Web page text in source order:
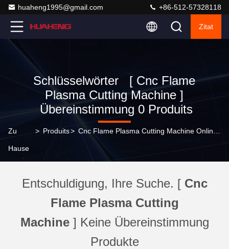
huaheng1995@gmail.com +86-512-57328118
Zitat
Schlüsselwörter [ Cnc Flame
Plasma Cutting Machine ]
Übereinstimmung 0 Produits
Zu
Hause
> Produits>
Entschuldigung, Ihre Suche. [ Cnc
Flame Plasma Cutting
Machine] Keine Übereinstimmung
Produkte